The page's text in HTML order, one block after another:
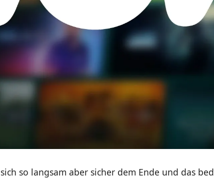
so langsam aber sicher dem Ende und das